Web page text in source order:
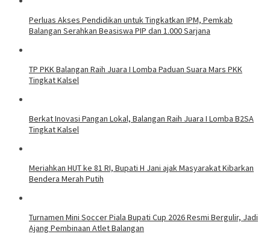
Perluas Akses Pendidikan untuk Tingkatkan IPM, Pemkab
Balangan Serahkan Beasiswa PIP dan 1.000 Sarjana
TP PKK Balangan Raih Juara I Lomba Paduan Suara Mars PKK
Tingkat Kalsel
Berkat Inovasi Pangan Lokal, Balangan Raih Juara I Lomba B2SA
Tingkat Kalsel
Meriahkan HUT ke 81 RI, Bupati H Jani ajak Masyarakat Kibarkan
Bendera Merah Putih
Turnamen Mini Soccer Piala Bupati Cup 2026 Resmi Bergulir, Jadi
Ajang Pembinaan Atlet Balangan